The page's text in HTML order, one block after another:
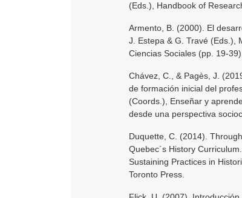
(Eds.), Handbook of
Armento, B. (2000). El
J. Estepa & G. Travé (Eds.),
Ciencias Sociales (pp. 19-
Chávez, C., & Pagès, J.
de formación inicial del
(Coords.), Enseñar y
desde una perspectiva
Duquette, C. (2014).
Quebec´s History
Sustaining Practices in
Toronto Press.